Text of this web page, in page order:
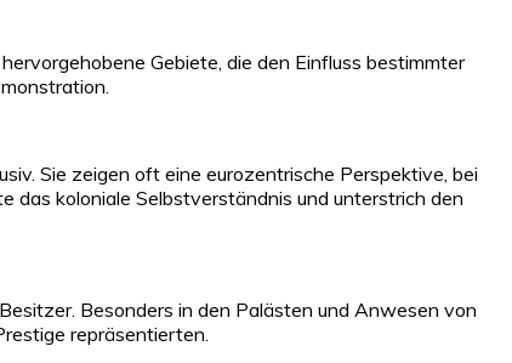
Gebiete, die den Einfluss bestimmter
Sie zeigen oft eine eurozentrische Perspektive, bei
das koloniale Selbstverständnis und unterstrich den
Besonders in den Palästen und Anwesen von
repräsentierten.